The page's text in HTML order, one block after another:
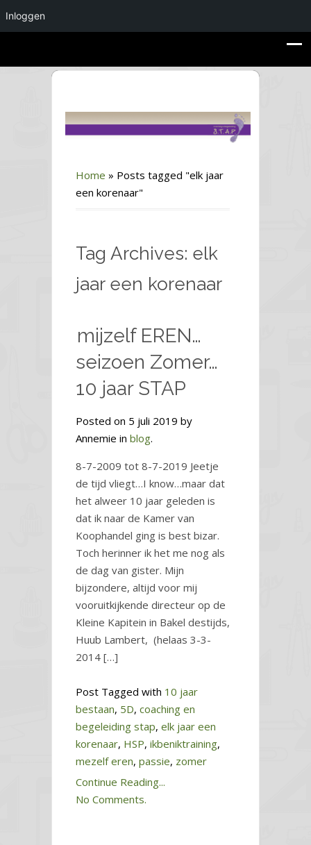
Home » Posts tagged "elk jaar
een korenaar"
Tag Archives: elk
jaar een korenaar
mijzelf EREN…
seizoen Zomer…
10 jaar STAP
Posted on 5 juli 2019 by
Annemie in blog.
8-7-2009 tot 8-7-2019 Jeetje
de tijd vliegt…I know…maar dat
het alweer 10 jaar geleden is
dat ik naar de Kamer van
Koophandel ging is best bizar.
Toch herinner ik het me nog als
de dag van gister. Mijn
bijzondere, altijd voor mij
vooruitkijkende directeur op de
Kleine Kapitein in Bakel destijds,
Huub Lambert, (helaas 3-3-
2014 […]
Post Tagged with 10 jaar
bestaan, 5D, coaching en
begeleiding stap, elk jaar een
korenaar, HSP, ikbeniktraining,
mezelf eren, passie, zomer
Continue Reading...
No Comments.
Inloggen